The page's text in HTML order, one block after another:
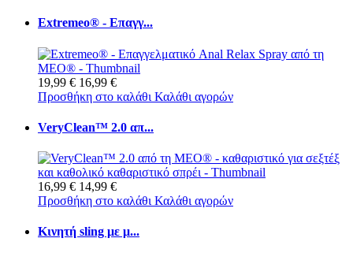
Extremeo® - Επαγγ...
19,99 € 16,99 €
Προσθήκη στο καλάθι Καλάθι αγορών
VeryClean™ 2.0 απ...
16,99 € 14,99 €
Προσθήκη στο καλάθι Καλάθι αγορών
Κινητή sling με μ...